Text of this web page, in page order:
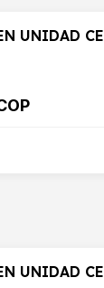
UNIDAD
UNIDAD